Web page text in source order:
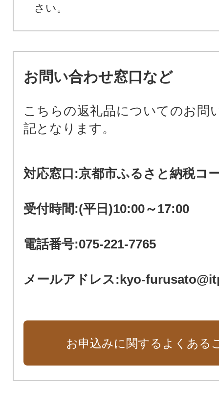
さい。
お問い合わせ窓口など
こちらの返礼品についてのお問
記となります。
対応窓口:京都市ふるさと納税コ
受付時間:(平日)10:00～17:00
電話番号:075-221-7765
メールアドレス:kyo-
お申込みに関するよくある